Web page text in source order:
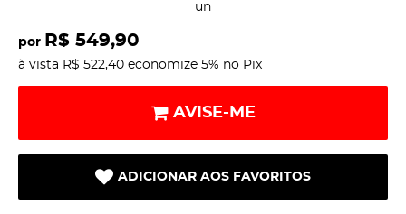
un
por R$ 549,90
à vista R$ 522,40 economize 5% no Pix
AVISE-ME
ADICIONAR AOS FAVORITOS